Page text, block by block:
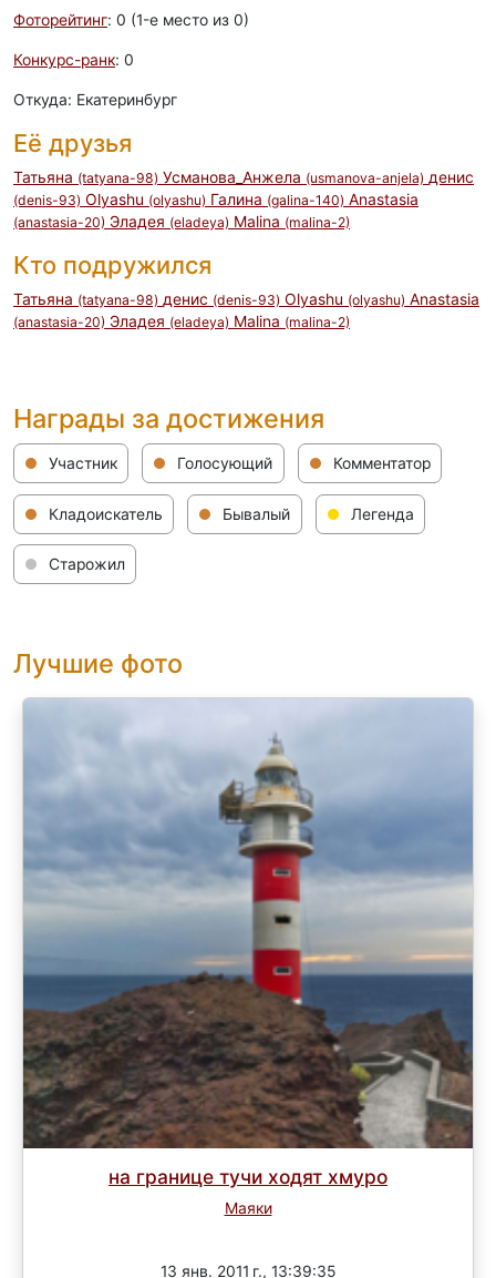
Фоторейтинг: 0 (1-e место из 0)
Конкурс-ранк: 0
Откуда: Екатеринбург
Её друзья
Татьяна (tatyana-98) Усманова_Анжела (usmanova-anjela) денис
(denis-93) Olyashu (olyashu) Галина (galina-140) Anastasia
(anastasia-20) Эладея (eladeya) Malina (malina-2)
Кто подружился
Татьяна (tatyana-98) денис (denis-93) Olyashu (olyashu) Anastasia
(anastasia-20) Эладея (eladeya) Malina (malina-2)
Награды за достижения
Участник Голосующий Комментатор
Кладоискатель Бывалый Легенда
Старожил
Лучшие фото
на границе тучи ходят хмуро
Маяки
13 янв. 2011 г., 13:39:35